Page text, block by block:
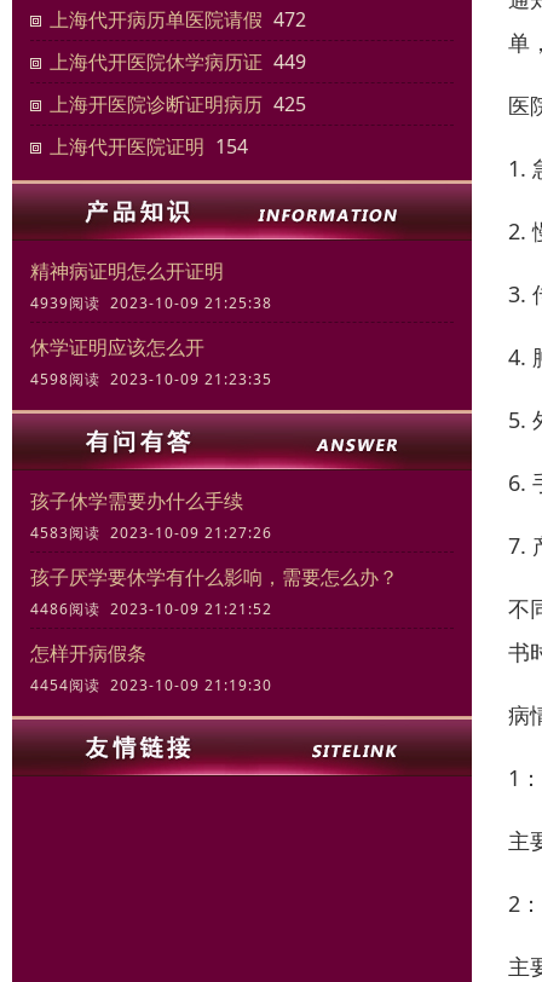
上海代开病历单医院请假 472
上海代开医院休学病历证 449
上海开医院诊断证明病历 425
上海代开医院证明 154
精神病证明怎么开证明
4939阅读 2023-10-09 21:25:38
休学证明应该怎么开
4598阅读 2023-10-09 21:23:35
孩子休学需要办什么手续
4583阅读 2023-10-09 21:27:26
孩子厌学要休学有什么影响，需要怎么办？
4486阅读 2023-10-09 21:21:52
怎样开病假条
4454阅读 2023-10-09 21:19:30
单
医
1.
2.
3.
4.
5.
6.
7.
不
书
病
1
主
2
主